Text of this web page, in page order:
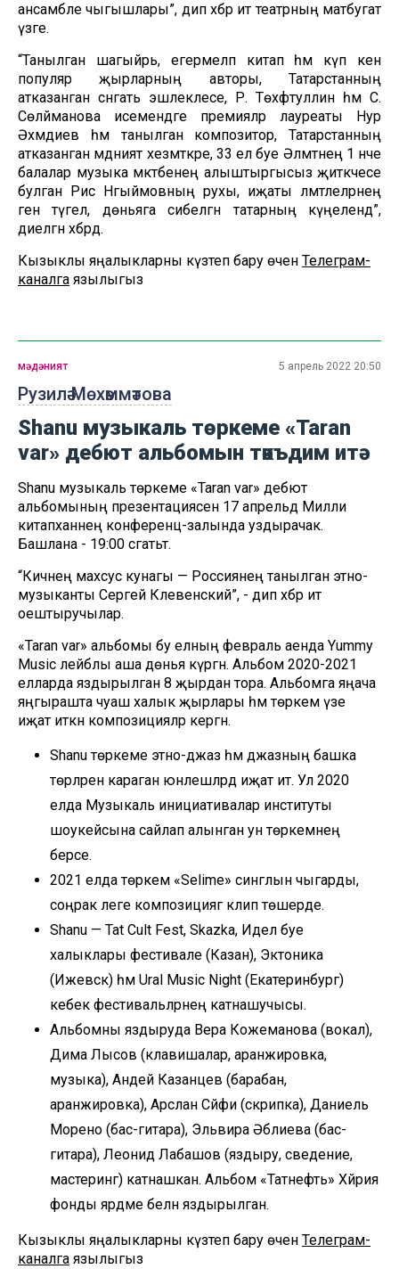
ансамбле чыгышлары”, дип хәбәр итә театрның матбугат
үзәге.
“Танылган шагыйрь, егермеләп китап һәм күп кенә
популяр җырларның авторы, Татарстанның
атказанган сәнгать эшлеклесе, Р. Төхфәтуллин һәм С.
Сөләйманова исемендәге премияләр лауреаты Нур
Әхмәдиев һәм танылган композитор, Татарстанның
атказанган мәдәният хезмәткәре, 33 ел буе Әлмәтнең 1 нче
балалар музыка мәктәбенең алыштыргысыз җитәкчесе
булган Рәис Нәгыймовның рухы, иҗаты әлмәтлеләрнең
генә түгел, дөньяга сибелгән татарның күңелендә”,
диелгән хәбәрдә.
Кызыклы яңалыкларны күзәтеп бару өчен Телеграм-
каналга язылыгыз
Рузилә Мөхәммәтова
мәдәният 5 апрель 2022 20:50
Shanu музыкаль төркеме «Taran
var» дебют альбомын тәкъдим итә
Shanu музыкаль төркеме «Taran var» дебют
альбомының презентациясен 17 апрельдә Милли
китапханәнең конференц-залында уздырачак.
Башлана - 19:00 сәгатьтә.
“Кичәнең махсус кунагы — Россиянең танылган этно-
музыканты Сергей Клевенский”, - дип хәбәр итә
оештыручылар.
«Taran var» альбомы бу елның февраль аенда Yummy
Music лейблы аша дөнья күргән. Альбом 2020-2021
елларда яздырылган 8 җырдан тора. Альбомга яңача
яңгырашта чуаш халык җырлары һәм төркем үзе
иҗат иткән композицияләр кергән.
Shanu төркеме этно-джаз һәм джазның башка
төрләренә караган юнәлешләрдә иҗат итә. Ул 2020
елда Музыкаль инициативалар институты
шоукейсына сайлап алынган ун төркемнең
берсе.
2021 елда төркем «Selime» синглын чыгарды,
соңрак әлеге композициягә клип төшерде.
Shanu — Tat Cult Fest, Skazka, Идел буе
халыклары фестивале (Казан), Эктоника
(Ижевск) һәм Ural Music Night (Екатеринбург)
кебек фестивальләрнең катнашучысы.
Альбомны яздыруда Вера Кожеманова (вокал),
Дима Лысов (клавишалар, аранжировка,
музыка), Андей Казанцев (барабан,
аранжировка), Арслан Сәйфи (скрипка), Даниель
Морено (бас-гитара), Эльвира Әблиева (бас-
гитара), Леонид Лабашов (яздыру, сведение,
мастеринг) катнашкан. Альбом «Татнефть» Хәйрия
фонды ярдәме белән яздырылган.
Кызыклы яңалыкларны күзәтеп бару өчен Телеграм-
каналга язылыгыз